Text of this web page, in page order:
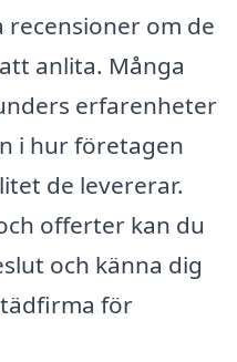
recensioner om de
anlita. Många
erfarenheter
i hur företagen
de levererar.
offerter kan du
och känna dig
för